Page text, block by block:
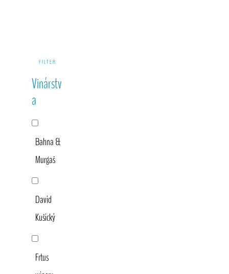
Sidebar
FILTER
Vinárstv
a
Bahna &
Murgaš
David
Kušický
Frtus